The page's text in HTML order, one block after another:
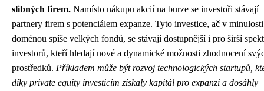
slibných firem. Namísto nákupu akcií na burze se investoři stávají
partnery firem s potenciálem expanze. Tyto investice, ač v minulosti
doménou spíše velkých fondů, se stávají dostupnější i pro širší
investorů, kteří hledají nové a dynamické možnosti zhodnocení
prostředků. Příkladem může být rozvoj technologických startupů,
díky private equity investicím získaly kapitál pro expanzi a dosáhly